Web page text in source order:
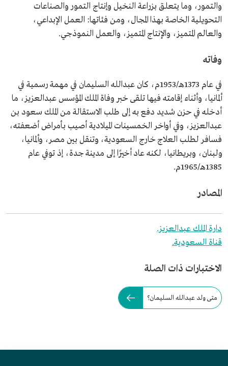
والتمور، وما يتعلق بزراعة النخيل وإنتاج التمور والصناعات
التحويلية الخاصة بهذا المجال، ومن فئاتها: العمل الإبداعي،
والعالم المتميز، والإنتاج المتميز، والعمل النموذجي.
وفاته
في عام 1373هـ/1953م، كان عبدالله السليمان في مهمة رسمية في
ألمانيا، وأثناء إقامته فيها تلقى خبر وفاة الملك المؤسس عبدالعزيز، ما
أدخله في حزن شديد دفع به إلى طلب الاستقالة من الملك سعود بن
عبدالعزيز، وفي أواخر الخمسينات الميلادية أصيب بأمراض أضعفته،
فسافر لطلب العلاج خارج السعودية، وتنقل بين مصر، وألمانيا،
ولبنان، وبريطانيا، لكنه عاد أخيرًا إلى مدينة جدة، إذ توفي عام
1385هـ/1965م.
المصادر
دارة الملك عبدالعزيز.
قناة السعودية.
الاختبارات ذات الصلة
متى ولد عبدالله السليمان؟